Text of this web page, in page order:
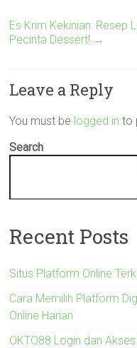
Es Krim Kekinian: Resep
Pecinta Dessert! →
Leave a Reply
You must be logged in to
Search
Recent Posts
Situs Platform Online
Cara Memilih Platform
Online Harian
OKTO88 Login dan